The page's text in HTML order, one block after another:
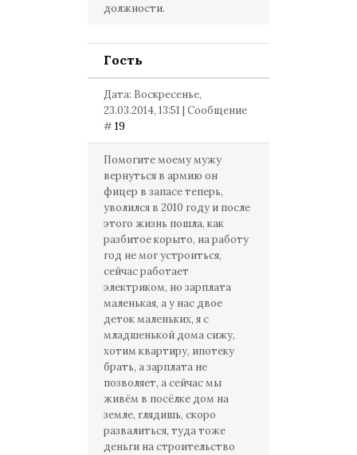
должности.
Гость
Дата: Воскресенье,
23.03.2014, 13:51 | Сообщение
#19
Помогите моему мужу
вернуться в армию он
фицер в запасе теперь,
уволился в 2010 году и после
этого жизнь пошла, как
разбитое корыто, на работу
год не мог устроиться,
сейчас работает
электриком, но зарплата
маленькая, а у нас двое
деток маленьких, я с
младшенькой дома сижу,
хотим квартиру, ипотеку
брать, а зарплата не
позволяет, а сейчас мы
живём в посёлке дом на
земле, глядишь, скоро
развалиться, туда тоже
деньги на строительство